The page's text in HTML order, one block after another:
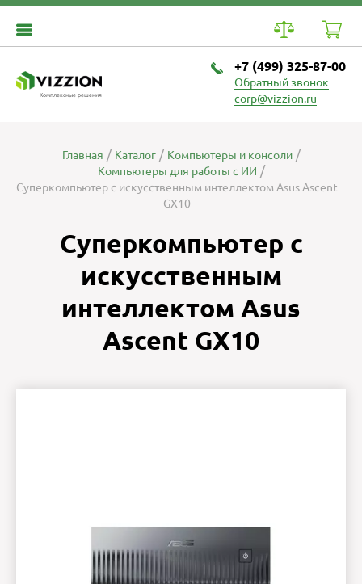
Комплексные решения
+7 (499) 325-87-00
Обратный звонок
corp@vizzion.ru
Главная Каталог
Компьютеры и консоли
Компьютеры для работы с ИИ
Суперкомпьютер с искусственным интеллектом Asus Ascent
GX10
Суперкомпьютер с
искусственным
интеллектом Asus
Ascent GX10